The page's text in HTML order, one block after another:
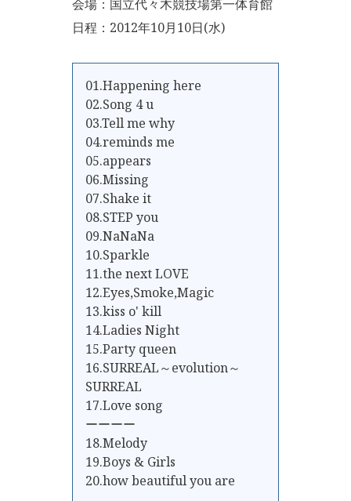
会場：国立代々木競技場第一体育館
日程：2012年10月10日(水)
01.Happening here
02.Song 4 u
03.Tell me why
04.reminds me
05.appears
06.Missing
07.Shake it
08.STEP you
09.NaNaNa
10.Sparkle
11.the next LOVE
12.Eyes,Smoke,Magic
13.kiss o' kill
14.Ladies Night
15.Party queen
16.SURREAL～evolution～
SURREAL
17.Love song
ーーーー
18.Melody
19.Boys & Girls
20.how beautiful you are